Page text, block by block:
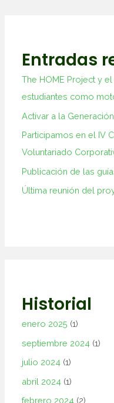
Entradas
The HOME Project y
estudiantes como
Activar a la
Participamos en el IV
Voluntariado
Publicación de las
Última reunión del
Historial
enero 2025 (1)
septiembre 2024 (1)
julio 2024 (1)
abril 2024 (1)
febrero 2024 (2)